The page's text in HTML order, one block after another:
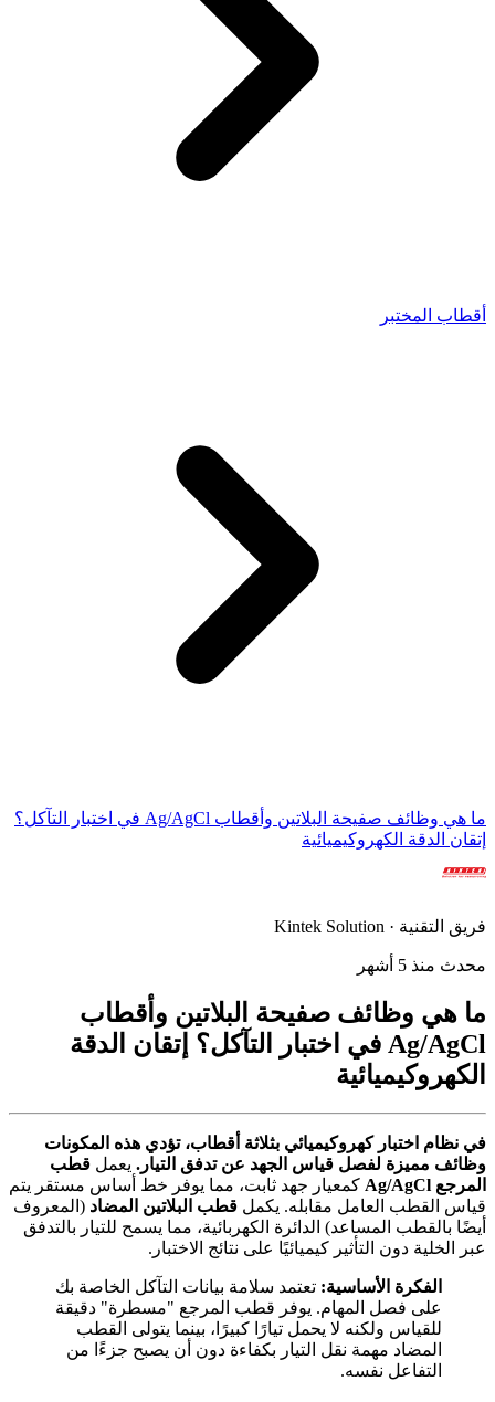
أقطاب المختبر
ما هي وظائف صفيحة البلاتين وأقطاب Ag/AgCl في اختبار التآكل؟
إتقان الدقة الكهروكيميائية
فريق التقنية · Kintek Solution
محدث منذ 5 أشهر
ما هي وظائف صفيحة البلاتين وأقطاب
Ag/AgCl في اختبار التآكل؟ إتقان الدقة
الكهروكيميائية
في نظام اختبار كهروكيميائي بثلاثة أقطاب، تؤدي هذه المكونات
وظائف مميزة لفصل قياس الجهد عن تدفق التيار. يعمل قطب
المرجع Ag/AgCl
كمعيار جهد ثابت، مما يوفر خط أساس مستقر يتم
قياس القطب العامل مقابله. يكمل قطب البلاتين المضاد (المعروف
أيضًا بالقطب المساعد) الدائرة الكهربائية، مما يسمح للتيار بالتدفق
عبر الخلية دون التأثير كيميائيًا على نتائج الاختبار.
الفكرة الأساسية: تعتمد سلامة بيانات التآكل الخاصة بك
على فصل المهام. يوفر قطب المرجع "مسطرة" دقيقة
للقياس ولكنه لا يحمل تيارًا كبيرًا، بينما يتولى القطب
المضاد مهمة نقل التيار بكفاءة دون أن يصبح جزءًا من
التفاعل نفسه.